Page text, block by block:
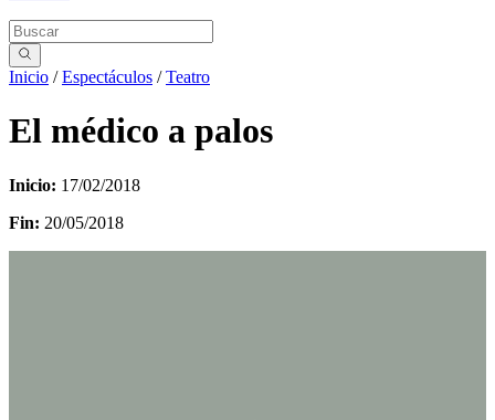
Inicio /Espectáculos /Teatro
El médico a palos
Inicio: 17/02/2018
Fin: 20/05/2018